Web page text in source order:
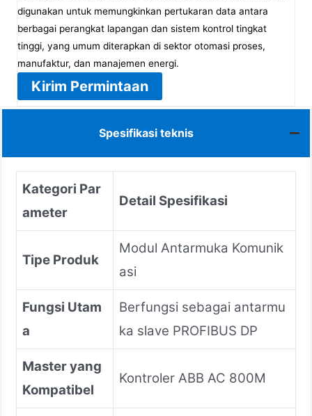
digunakan untuk memungkinkan pertukaran data antara
berbagai perangkat lapangan dan sistem kontrol tingkat
tinggi, yang umum diterapkan di sektor otomasi proses,
manufaktur, dan manajemen energi.
Kirim Permintaan
Spesifikasi teknis
Kategori Par
ameter
Detail Spesifikasi
Tipe Produk
Modul Antarmuka Komunik
asi
Fungsi Utam
a
Berfungsi sebagai antarmu
ka slave PROFIBUS DP
Master yang
Kompatibel
Kontroler ABB AC 800M